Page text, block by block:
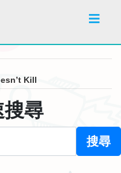
Kill
搜尋
搜尋